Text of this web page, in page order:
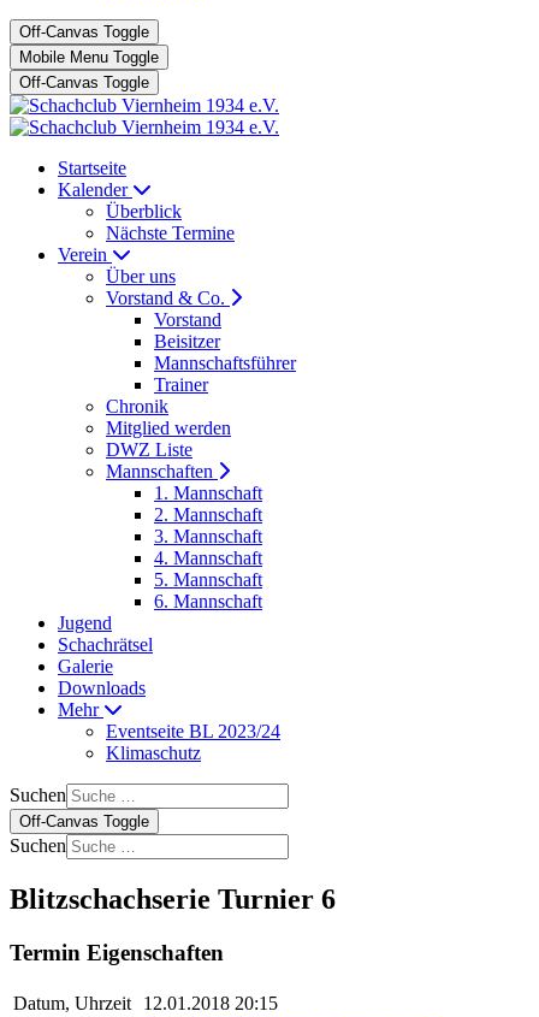
Off-Canvas Toggle
Mobile Menu Toggle
Off-Canvas Toggle
Startseite
Kalender
Überblick
Nächste Termine
Verein
Über uns
Vorstand & Co.
Vorstand
Beisitzer
Mannschaftsführer
Trainer
Chronik
Mitglied werden
DWZ Liste
Mannschaften
1. Mannschaft
2. Mannschaft
3. Mannschaft
4. Mannschaft
5. Mannschaft
6. Mannschaft
Jugend
Schachrätsel
Galerie
Downloads
Mehr
Eventseite BL 2023/24
Klimaschutz
Suchen
Off-Canvas Toggle
Suchen
Blitzschachserie Turnier 6
Termin Eigenschaften
Datum, Uhrzeit
12.01.2018 20:15